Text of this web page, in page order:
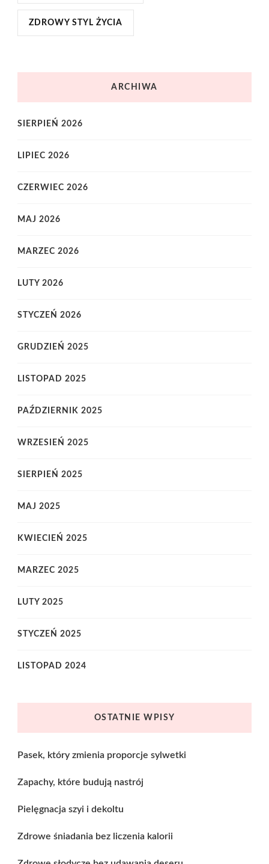
ZDROWY STYL ŻYCIA
ARCHIWA
SIERPIEŃ 2026
LIPIEC 2026
CZERWIEC 2026
MAJ 2026
MARZEC 2026
LUTY 2026
STYCZEŃ 2026
GRUDZIEŃ 2025
LISTOPAD 2025
PAŹDZIERNIK 2025
WRZESIEŃ 2025
SIERPIEŃ 2025
MAJ 2025
KWIECIEŃ 2025
MARZEC 2025
LUTY 2025
STYCZEŃ 2025
LISTOPAD 2024
OSTATNIE WPISY
Pasek, który zmienia proporcje sylwetki
Zapachy, które budują nastrój
Pielęgnacja szyi i dekoltu
Zdrowe śniadania bez liczenia kalorii